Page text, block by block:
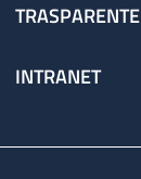
TRASPARENTE
INTRANET